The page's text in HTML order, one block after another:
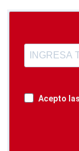
Acepto